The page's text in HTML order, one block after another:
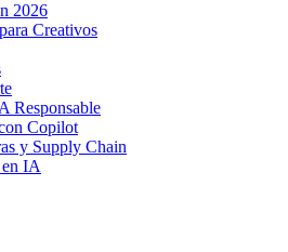
2026
Creativos
Responsable
Copilot
y Supply Chain
IA